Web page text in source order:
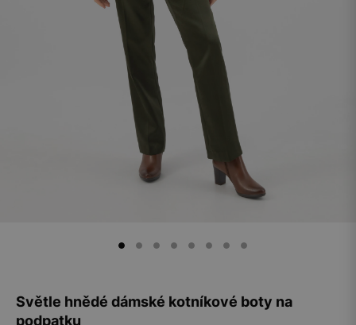
Světle hnědé dámské kotníkové boty na
podpatku